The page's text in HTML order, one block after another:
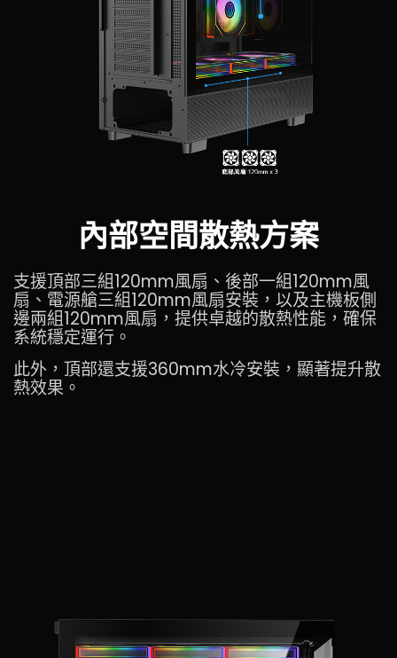
內部空間散熱方案
支援頂部三組120mm風扇、後部一組120mm風
扇、電源艙三組120mm風扇安裝，以及主機板側
邊兩組120mm風扇，提供卓越的散熱性能，確保
系統穩定運行。
此外，頂部還支援360mm水冷安裝，顯著提升散
熱效果。